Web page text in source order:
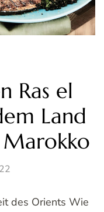
Ras el
Land
des Orients Wie